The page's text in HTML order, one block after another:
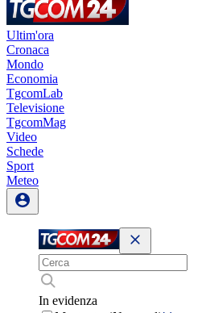
Ultim'ora
Cronaca
Mondo
Economia
TgcomLab
Televisione
TgcomMag
Video
Schede
Sport
Meteo
In evidenza